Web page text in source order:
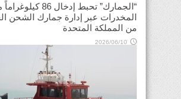
“الجمارك” تحبط إدخال 86
المخدرات عبر إدارة جمارك الشحن
من المملكة المتحدة
2026/06/10